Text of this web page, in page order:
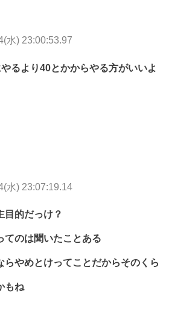
水) 23:00:53.97
るより40とかからやる方がいいよ
水) 23:07:19.14
目的だっけ？
てのは聞いたことある
らやめとけってことだからそのくら
もね